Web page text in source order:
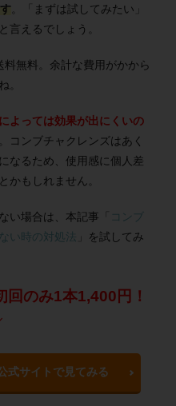
。「まずは試してみたい」
言えるでしょう。
無料。余計な費用がかから
。
よっては効果が出にくいの
。コンブチャクレンズはあく
なるため、使用感に個人差
かもしれません。
い場合は、本記事「
コンブ
い時の対処法
」を試してみ
のみ1本1,400円！
式サイトで見てみる